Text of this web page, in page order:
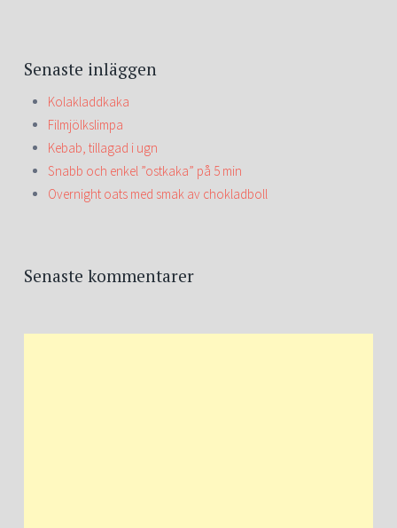
Senaste inläggen
Kolakladdkaka
Filmjölkslimpa
Kebab, tillagad i ugn
Snabb och enkel ”ostkaka” på 5 min
Overnight oats med smak av chokladboll
Senaste kommentarer